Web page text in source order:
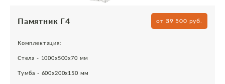
Памятник Г4 от 39 500 руб.
Комплектация:
Стела - 1000х500х70 мм
Тумба - 600х200х150 мм